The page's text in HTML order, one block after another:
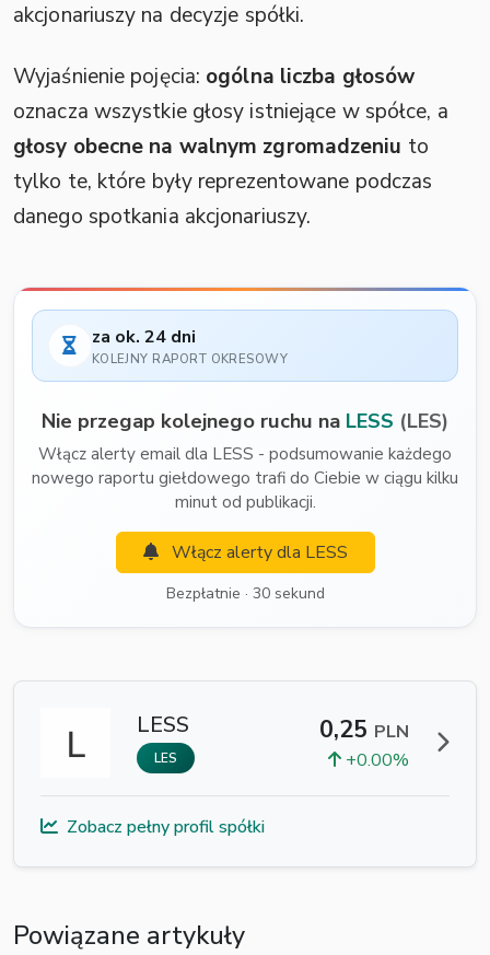
akcjonariuszy na decyzje spółki.
Wyjaśnienie pojęcia: ogólna liczba głosów
oznacza wszystkie głosy istniejące w spółce, a
głosy obecne na walnym zgromadzeniu to
tylko te, które były reprezentowane podczas
danego spotkania akcjonariuszy.
za ok. 24 dni
KOLEJNY RAPORT OKRESOWY
Nie przegap kolejnego ruchu na LESS (LES)
Włącz alerty email dla LESS - podsumowanie każdego
nowego raportu giełdowego trafi do Ciebie w ciągu kilku
minut od publikacji.
Włącz alerty dla LESS
Bezpłatnie · 30 sekund
LESS
LES
0,25 PLN
+0.00%
Zobacz pełny profil spółki
Powiązane artykuły